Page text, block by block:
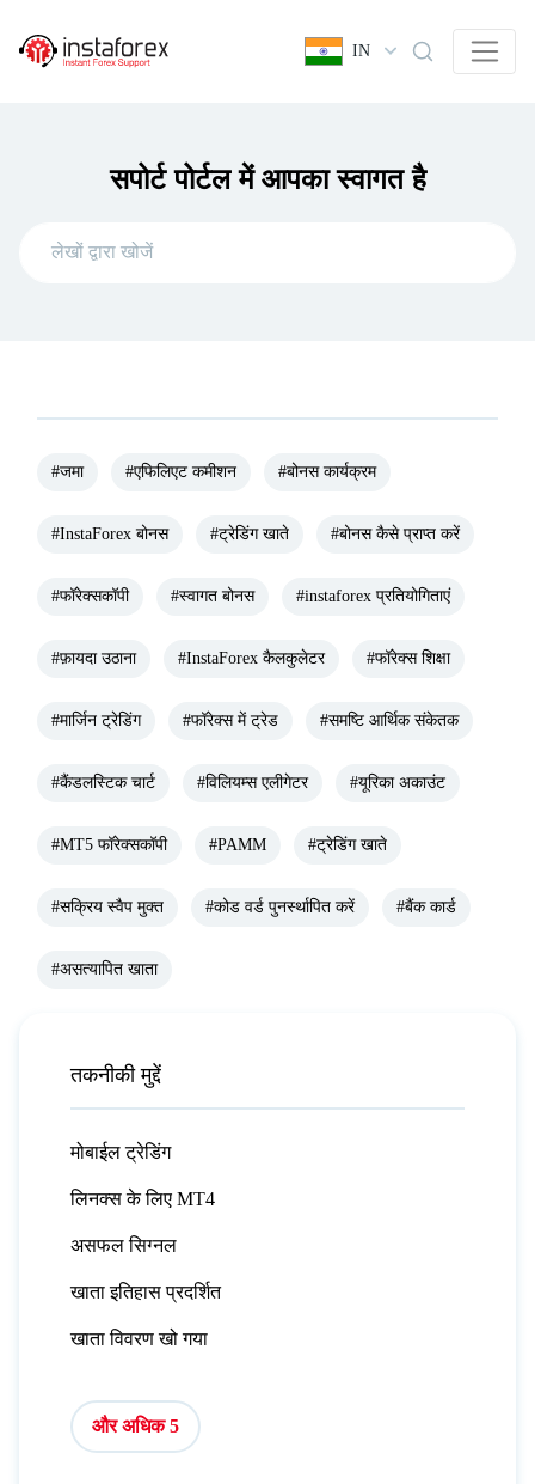
IN
सपोर्ट पोर्टल में आपका स्वागत है
#जमा #एफिलिएट कमीशन #बोनस कार्यक्रम
#InstaForex बोनस #ट्रेडिंग खाते #बोनस कैसे प्राप्त करें
#फॉरेक्सकॉपी #स्वागत बोनस #instaforex प्रतियोगिताएं
#फ़ायदा उठाना #InstaForex कैलकुलेटर #फॉरेक्स शिक्षा
#मार्जिन ट्रेडिंग #फॉरेक्स में ट्रेड #समष्टि आर्थिक संकेतक
#कैंडलस्टिक चार्ट #विलियम्स एलीगेटर #यूरिका अकाउंट
#MT5 फॉरेक्सकॉपी #PAMM #ट्रेडिंग खाते
#सक्रिय स्वैप मुक्त #कोड वर्ड पुनर्स्थापित करें #बैंक कार्ड
#असत्यापित खाता
तकनीकी मुद्दें
मोबाईल ट्रेडिंग
लिनक्स के लिए MT4
असफल सिग्नल
खाता इतिहास प्रदर्शित
खाता विवरण खो गया
और अधिक 5